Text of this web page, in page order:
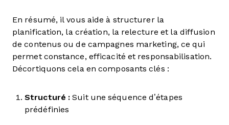
En résumé, il vous aide à structurer la
planification, la création, la relecture et la diffusion
de contenus ou de campagnes marketing, ce qui
permet constance, efficacité et responsabilisation.
Décortiquons cela en composants clés :
Structuré :Suit une séquence d’étapes
prédéfinies